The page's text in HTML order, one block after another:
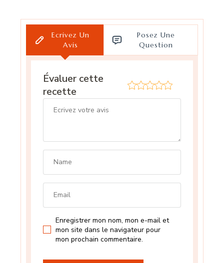
Ecrivez Un
Avis
Posez Une
Question
Évaluer cette
recette
Enregistrer mon nom, mon e-mail et
mon site dans le navigateur pour
mon prochain commentaire.